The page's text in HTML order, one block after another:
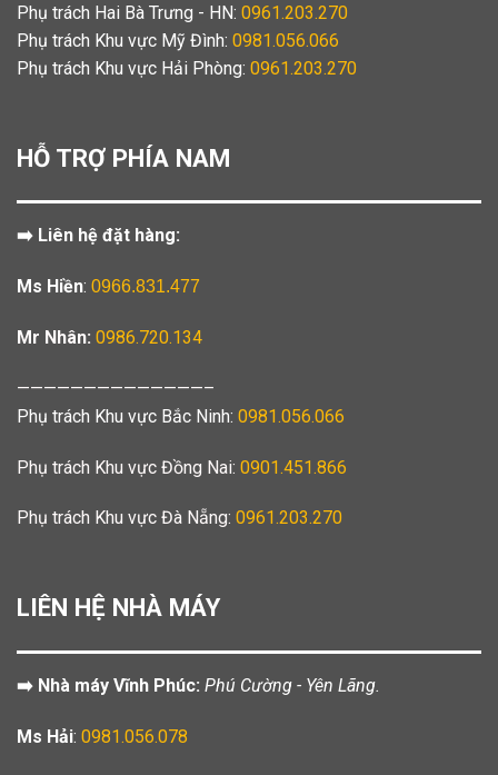
Phụ trách Hai Bà Trưng - HN: 0961.203.270
Phụ trách Khu vực Mỹ Đình: 0981.056.066
Phụ trách Khu vực Hải Phòng: 0961.203.270
HỖ TRỢ PHÍA NAM
➡️ Liên hệ đặt hàng:
Ms Hiền: 0966.831.477
Mr Nhân: 0986.720.134
——————————————–
Phụ trách Khu vực Bắc Ninh: 0981.056.066
Phụ trách Khu vực Đồng Nai: 0901.451.866
Phụ trách Khu vực Đà Nẵng: 0961.203.270
LIÊN HỆ NHÀ MÁY
➡️ Nhà máy Vĩnh Phúc: Phú Cường - Yên Lãng.
Ms Hải: 0981.056.078